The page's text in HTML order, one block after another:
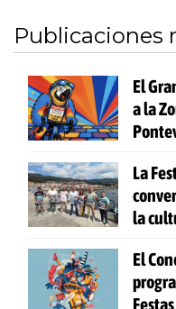
Publicaciones
El
a la
La
la
El